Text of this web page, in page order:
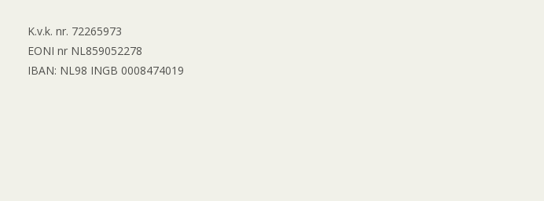
K.v.k. nr. 72265973
EONI nr NL859052278
IBAN: NL98 INGB 0008474019